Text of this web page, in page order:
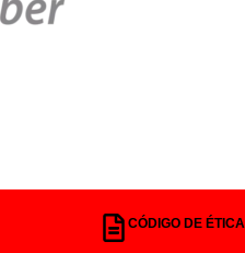
CÓDIGO DE ÉTICA